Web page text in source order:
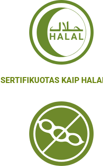
SERTIFIKUOTAS KAIP